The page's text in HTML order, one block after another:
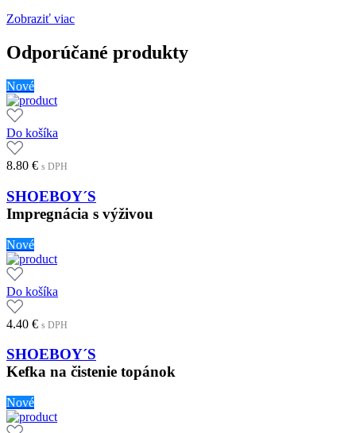
Zobraziť viac
Odporúčané produkty
Nové
Do košíka
8.80 € s DPH
SHOEBOY´S
Impregnácia s výživou
Nové
Do košíka
4.40 € s DPH
SHOEBOY´S
Kefka na čistenie topánok
Nové